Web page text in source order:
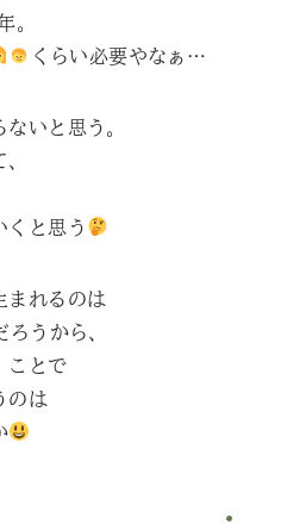
。
くらい必要やなぁ…
いと思う。
くと思う
まれるのは
うから、
ことで
のは